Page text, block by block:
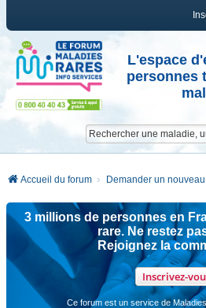
L'espace
personnes
Accueil du forum Demander un
3 millions de personnes en
rare. Ne restez
Rejoignez la
Inscrivez-
Ce forum est un service de